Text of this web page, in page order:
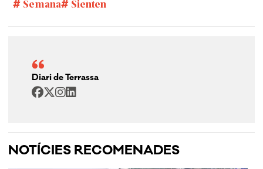
Semana Sienten
Diari de Terrassa
NOTÍCIES RECOMENADES